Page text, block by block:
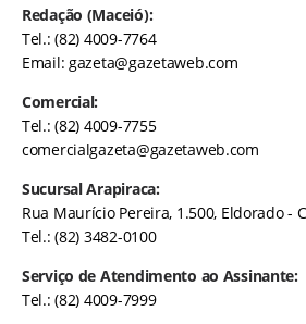
Redação (Maceió):
Tel.: (82) 4009-7764
Email:gazeta@gazetaweb.com
Comercial:
Tel.: (82) 4009-7755
comercialgazeta@gazetaweb.com
Sucursal Arapiraca:
Rua Maurício Pereira, 1.500, Eldorado -
Tel.: (82) 3482-0100
Serviço de Atendimento ao Assinante:
Tel.: (82) 4009-7999